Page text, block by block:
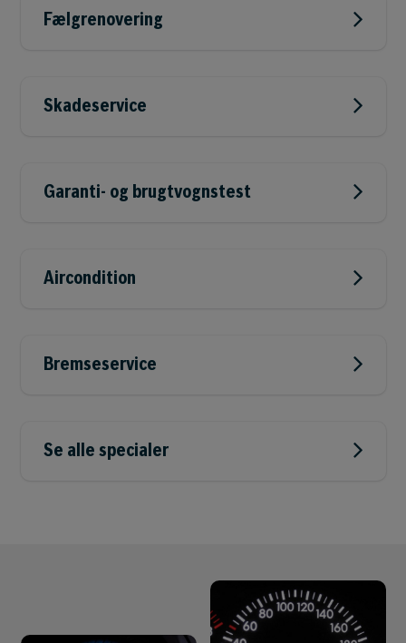
Fælgrenovering
Skadeservice
Garanti- og brugtvognstest
Aircondition
Bremseservice
Se alle specialer